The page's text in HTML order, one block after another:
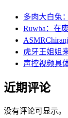
多肉大白兔
Ruwba：在
虎牙王姐姐
声控视频具
近期评论
没有评论可显示。